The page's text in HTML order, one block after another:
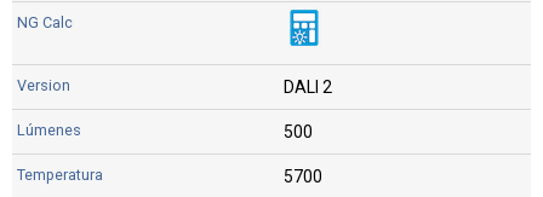
DALI 2
500
5700